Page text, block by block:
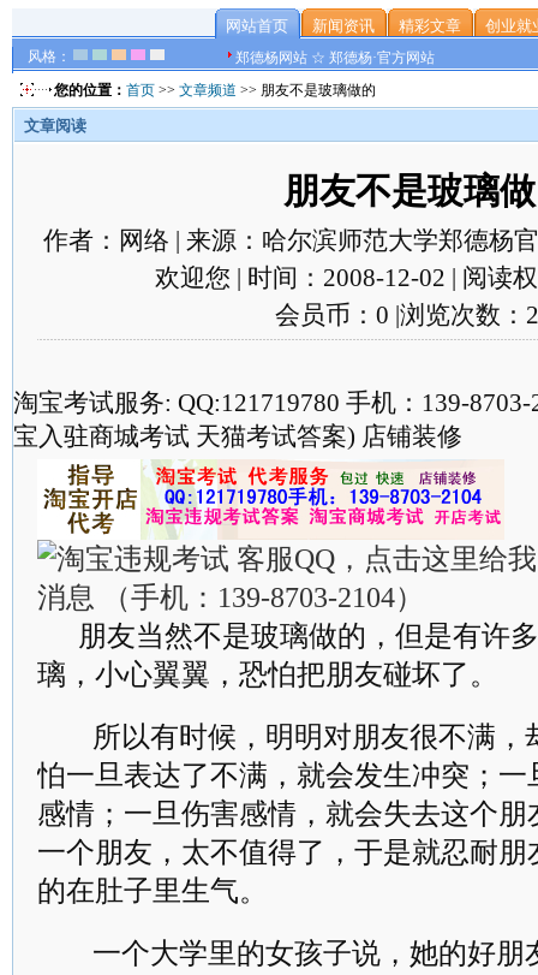
风格：
网站首页 新闻资讯 精彩文章 创业就
郑德杨网站 ☆ 郑德杨·官方网站
您的位置： 首页 >> 文章频道 >> 朋友不是玻璃做的
文章阅读
朋友不是玻璃
作者：网络 | 来源：哈尔滨师范大学郑德杨
欢迎您 | 时间：2008-12-02 | 阅读
会员币：0 |浏览次数：
淘宝考试服务: QQ:121719780 手机：139-
宝入驻商城考试 天猫考试答案) 店铺装修
朋友当然不是玻璃做的，但是有许
璃，小心翼翼，恐怕把朋友碰坏了。
所以有时候，明明对朋友很不满，
怕一旦表达了不满，就会发生冲突；
感情；一旦伤害感情，就会失去这个
一个朋友，太不值得了，于是就忍耐
的在肚子里生气。
一个大学里的女孩子说，她的好朋